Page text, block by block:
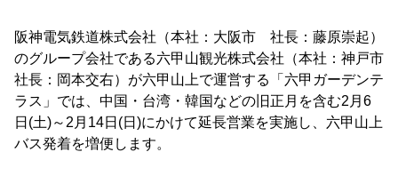
阪神電気鉄道株式会社（本社：大阪市 社長：藤原崇起）
のグループ会社である六甲山観光株式会社（本社：神戸市
社長：岡本交右）が六甲山上で運営する「六甲ガーデンテ
ラス」では、中国・台湾・韓国などの旧正月を含む2月6
日(土)～2月14日(日)にかけて延長営業を実施し、六甲山上
バス発着を増便します。